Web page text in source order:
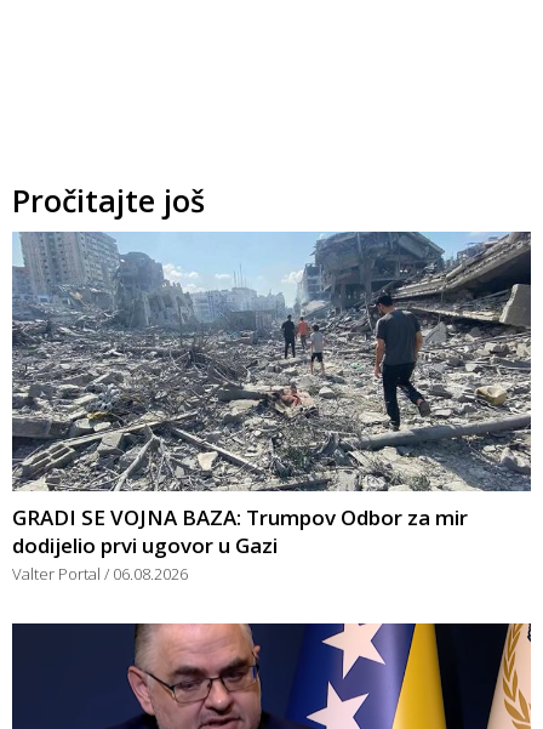
Pročitajte još
GRADI SE VOJNA BAZA: Trumpov Odbor za mir
dodijelio prvi ugovor u Gazi
Valter Portal 06.08.2026